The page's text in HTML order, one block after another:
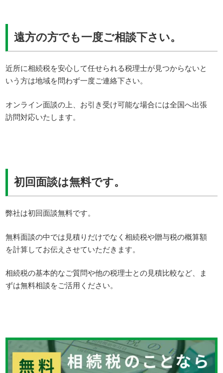
遠方の方でも一度ご相談下さい。
近所に相続税を安心して任せられる税理士が見つからないと
いう方は地域を問わず一度ご連絡下さい。
オンライン面談の上、お引き受け可能な場合には全国へ出張
訪問対応いたします。
初回面談は無料です。
弊社は初回面談無料です。
無料面談の中では見積りだけでなく相続税や贈与税の概算額
を計算してお伝えさせていただきます。
相続税の基本的なご質問や他の税理士との見積比較など、ま
ずは無料相談をご活用ください。